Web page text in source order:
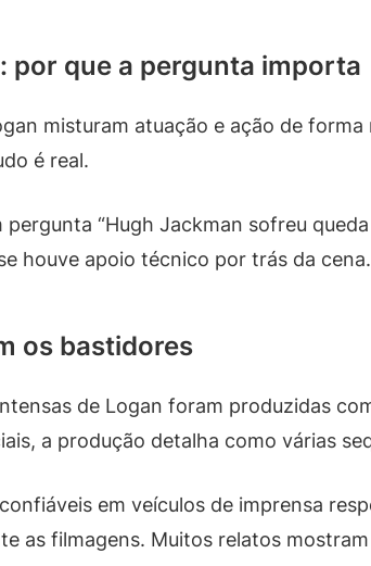
por que a pergunta importa
misturam atuação e ação de
é real.
pergunta “Hugh Jackman sofreu
houve apoio técnico por trás da cena.
os bastidores
de Logan foram produzidas
a produção detalha como várias
em veículos de imprensa
as filmagens. Muitos relatos